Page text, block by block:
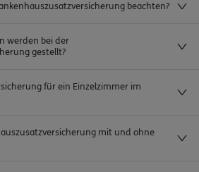
beachten?
werden bei der
gestellt?
für ein Einzelzimmer im
mit und ohne